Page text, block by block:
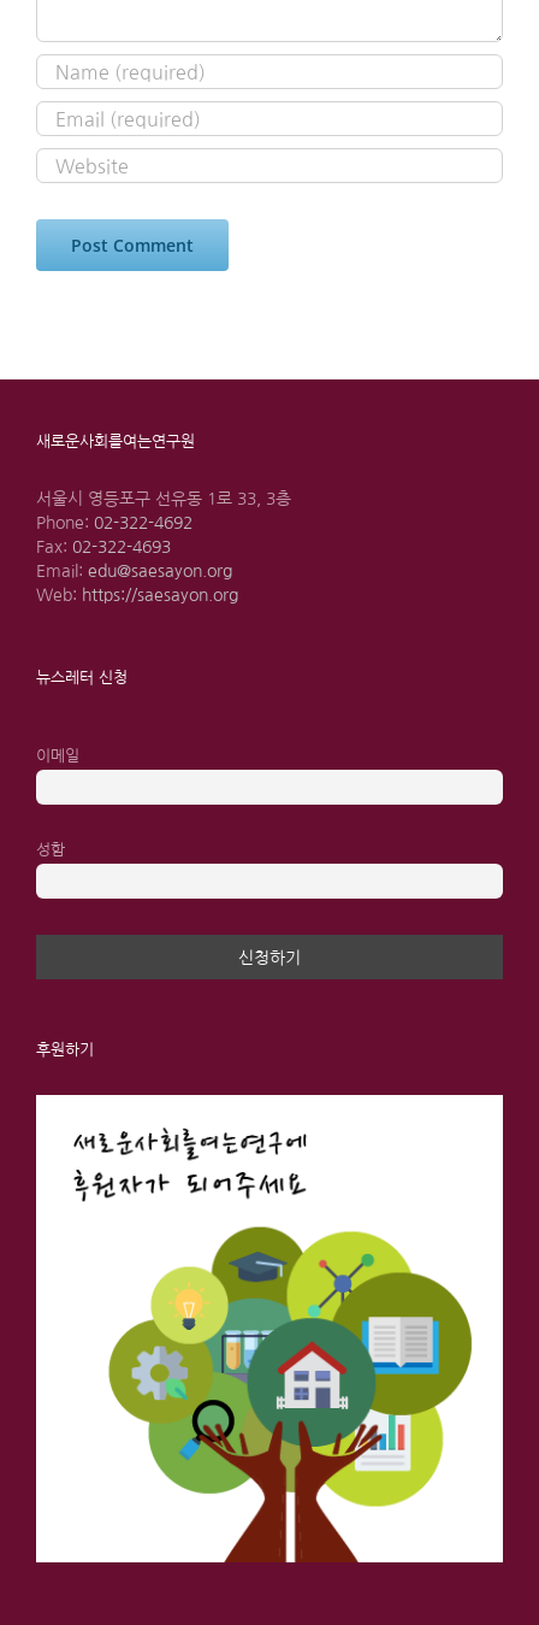
새로운사회를여는연구원
서울시 영등포구 선유동 1로 33, 3층
Phone: 02-322-4692
Fax: 02-322-4693
Email: edu@saesayon.org
Web: https://saesayon.org
뉴스레터 신청
이메일
성함
후원하기